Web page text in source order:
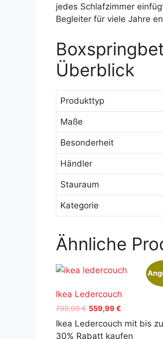
jedes Schlafzimmer
Begleiter für viele Jahre
Überblick
Produkttyp
Maße
Besonderheit
Händler
Stauraum
Kategorie
Ähnliche
Ikea Ledercouch
799,99€ Ursprünglicher
Preis
war:
559,99 €
Preis
ist:
Ikea Ledercouch mit bis zu
30% Rabatt kaufen